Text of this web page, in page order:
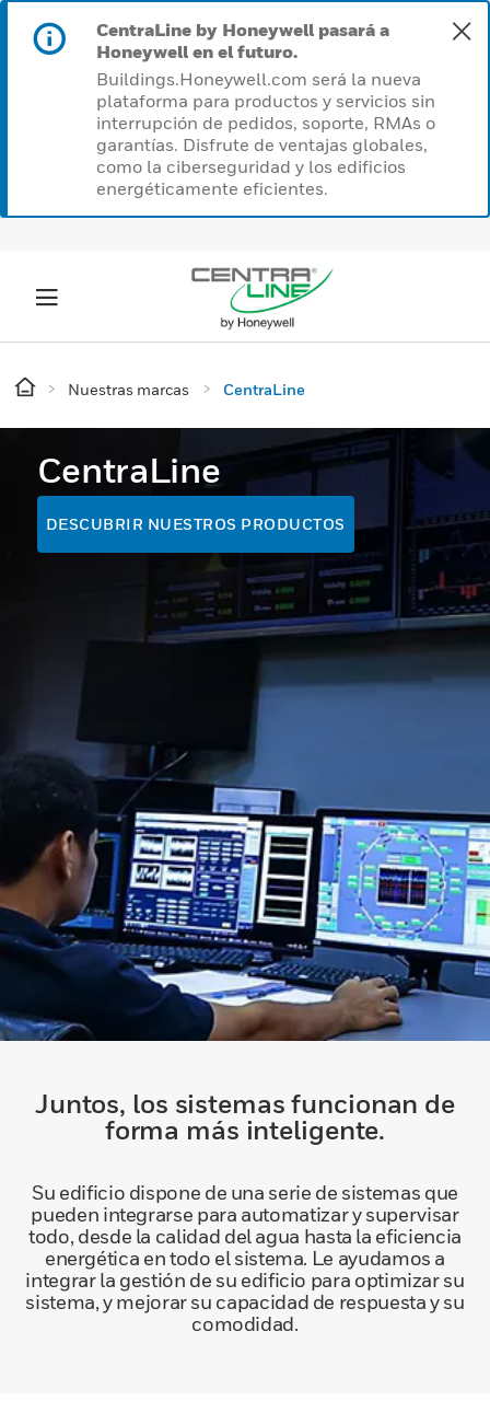
CentraLine by Honeywell pasará a
Honeywell en el futuro.
Buildings.Honeywell.com será la nueva
plataforma para productos y servicios sin
interrupción de pedidos, soporte, RMAs o
garantías. Disfrute de ventajas globales,
como la ciberseguridad y los edificios
energéticamente eficientes.
Nuestras marcas CentraLine
CentraLine
DESCUBRIR NUESTROS PRODUCTOS
Juntos, los sistemas funcionan de
forma más inteligente.
Su edificio dispone de una serie de sistemas que
pueden integrarse para automatizar y supervisar
todo, desde la calidad del agua hasta la eficiencia
energética en todo el sistema. Le ayudamos a
integrar la gestión de su edificio para optimizar su
sistema, y mejorar su capacidad de respuesta y su
comodidad.